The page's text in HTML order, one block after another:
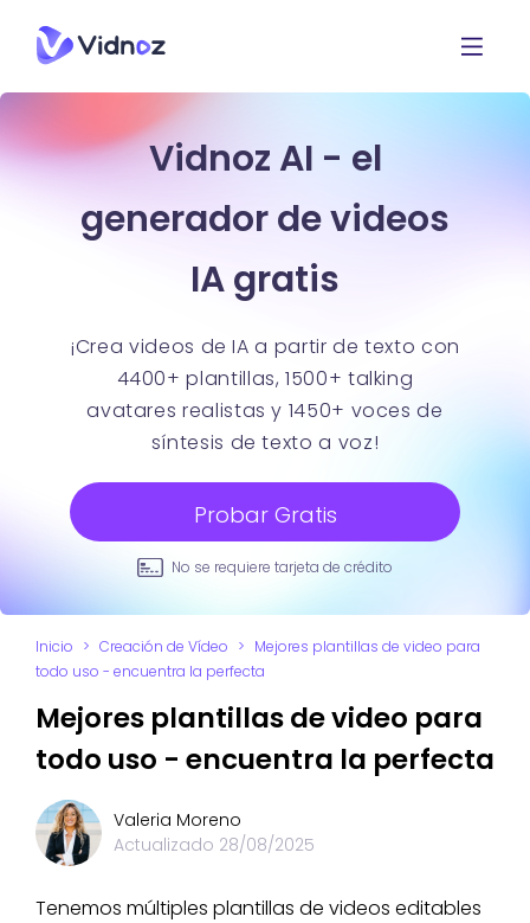
Vidnoz AI - el
generador de videos
IA gratis
¡Crea videos de IA a partir de texto con
4400+ plantillas, 1500+ talking
avatares realistas y 1450+ voces de
síntesis de texto a voz!
Probar Gratis
No se requiere tarjeta de crédito
Inicio > Creación de Vídeo > Mejores plantillas de video para
todo uso - encuentra la perfecta
Mejores plantillas de video para
todo uso - encuentra la perfecta
Valeria Moreno
Actualizado 28/08/2025
Tenemos múltiples plantillas de videos editables